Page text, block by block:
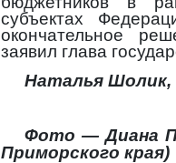
субъектах
окончательное
заявил глава
Наталья Шолик,
Фото — Диана
Приморского края)